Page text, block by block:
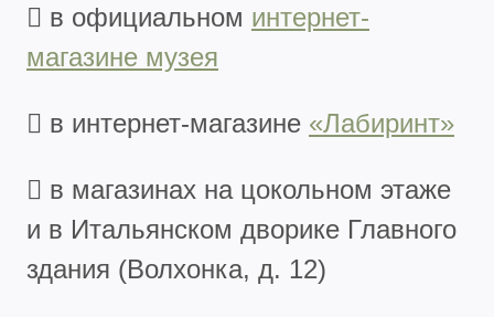
 в официальном интернет-
магазине музея
 в интернет-магазине «Лабиринт»
 в магазинах на цокольном этаже
и в Итальянском дворике Главного
здания (Волхонка, д. 12)